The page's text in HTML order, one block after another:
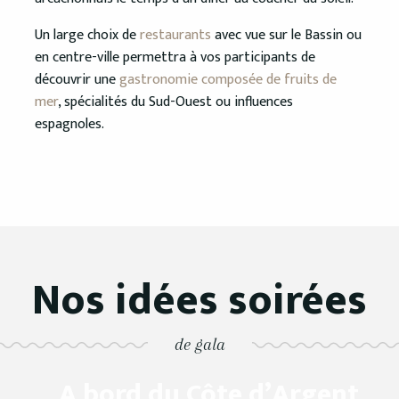
Un large choix derestaurantsavec vue sur le Bassin ou
en centre-ville permettra à vos participants de
découvrir unegastronomie composée de fruits de
mer, spécialités du Sud-Ouest ou influences
espagnoles.
Nos idées soirées
de gala